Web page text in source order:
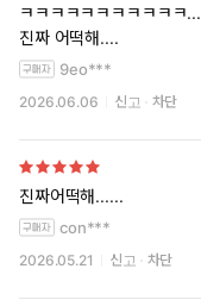
ㅋㅋㅋㅋㅋㅋㅋㅋㅋㅋㅋ
진짜 어떡해....
9eo***
2026.06.06 신고 차단
진짜어떡해......
con***
2026.05.21 신고 차단